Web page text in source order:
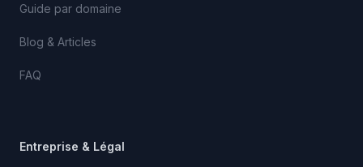
Guide par domaine
Blog & Articles
FAQ
Entreprise & Légal